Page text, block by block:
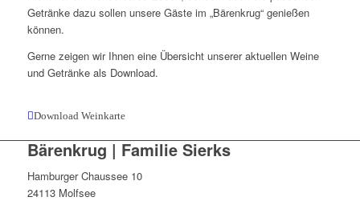
Getränke dazu sollen unsere Gäste im „Bärenkrug“ genießen
können.
Gerne zeigen wir Ihnen eine Übersicht unserer aktuellen Weine
und Getränke als Download.
Download Weinkarte
Bärenkrug | Familie Sierks
Hamburger Chaussee 10
24113 Molfsee